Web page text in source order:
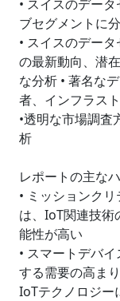
• スイスのデー
ブセグメントに
• スイスのデー
の最新動向、潜
な分析 • 著名な
者、インフラス
•透明な市場調査
析
レポートの主な
• ミッションク
は、IoT関連技術
能性が高い
• スマートデバ
する需要の高ま
IoTテクノロジー